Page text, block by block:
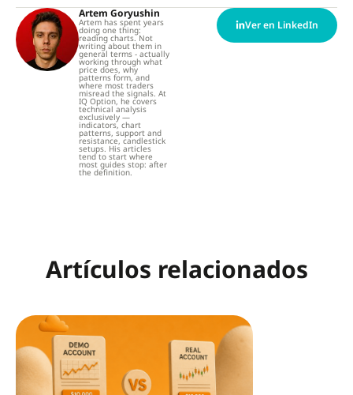
Artem Goryushin
Artem has spent years
doing one thing:
reading charts. Not
writing about them in
general terms - actually
working through what
price does, why
patterns form, and
where most traders
misread the signals. At
IQ Option, he covers
technical analysis
exclusively —
indicators, chart
patterns, support and
resistance, candlestick
setups. His articles
tend to start where
most guides stop: after
the definition.
Ver en LinkedIn
Artículos relacionados